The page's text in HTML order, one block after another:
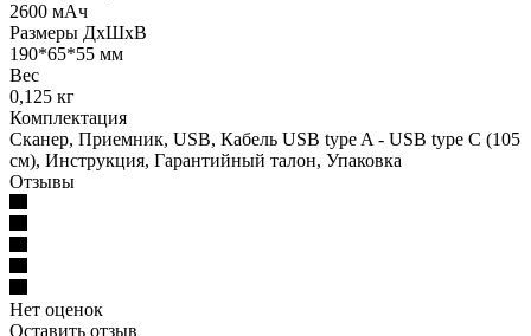
2600 мАч
Размеры ДхШхВ
190*65*55 мм
Вес
0,125 кг
Комплектация
Сканер, Приемник, USB, Кабель USB type A - USB type С (105
см), Инструкция, Гарантийный талон, Упаковка
Отзывы
Нет оценок
Оставить отзыв